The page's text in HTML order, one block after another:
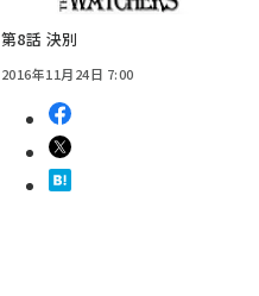
第8話 決別
2016年11月24日 7:00